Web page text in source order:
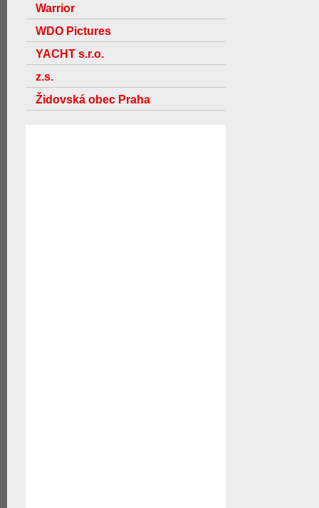
Warrior
WDO Pictures
YACHT s.r.o.
z.s.
Židovská obec Praha